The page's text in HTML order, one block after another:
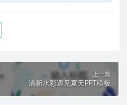
上一篇
清新水彩遇见夏天PPT模板